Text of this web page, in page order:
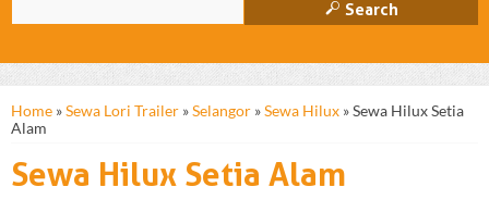
M Search
Home »Sewa Lori Trailer »Selangor »Sewa Hilux »Sewa Hilux Setia
Alam
Sewa Hilux Setia Alam